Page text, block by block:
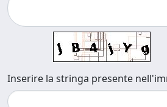
Inserire la stringa presente